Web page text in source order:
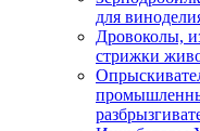
для
Дровоколы,
стрижки